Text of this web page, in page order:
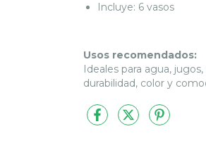
Incluye: 6 vasos
Usos recomendados:
Ideales para agua,
durabilidad, color y